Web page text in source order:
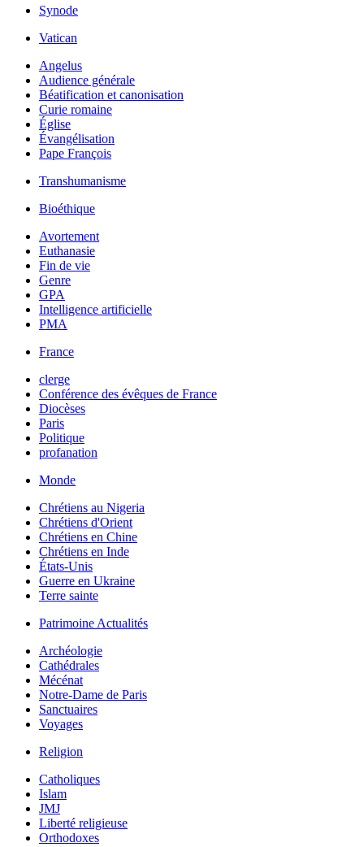
Synode
Vatican
Angelus
Audience générale
Béatification et canonisation
Curie romaine
Église
Évangélisation
Pape François
Transhumanisme
Bioéthique
Avortement
Euthanasie
Fin de vie
Genre
GPA
Intelligence artificielle
PMA
France
clerge
Conférence des évêques de France
Diocèses
Paris
Politique
profanation
Monde
Chrétiens au Nigeria
Chrétiens d'Orient
Chrétiens en Chine
Chrétiens en Inde
États-Unis
Guerre en Ukraine
Terre sainte
Patrimoine Actualités
Archéologie
Cathédrales
Mécénat
Notre-Dame de Paris
Sanctuaires
Voyages
Religion
Catholiques
Islam
JMJ
Liberté religieuse
Orthodoxes